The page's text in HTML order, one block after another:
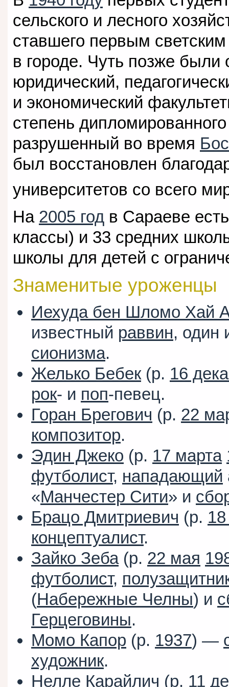
сельского и лесного
ставшего первым
в городе. Чуть позже были
юридический,
и экономический
степень
разрушенный во время
был восстановлен
университетов со всего
На 2005 год в Сараеве
классы) и 33 средних
школы для детей с
Знаменитые уроженцы
Иехуда бен Шломо Хай
известный раввин, один
сионизма.
Желько Бебек(р. 16
рок- и поп-певец.
Горан Брегович (р. 22
композитор.
Эдин Джеко (р. 17 марта
футболист, нападающий
«Манчестер Сити» и
Брацо Дмитриевич (р.
концептуалист.
Зайко Зеба(р. 22 мая
футболист,
(Набережные Челны) и
Герцеговины.
Момо Капор (р. 1937) —
художник.
Нелле Карайлич (р. 11